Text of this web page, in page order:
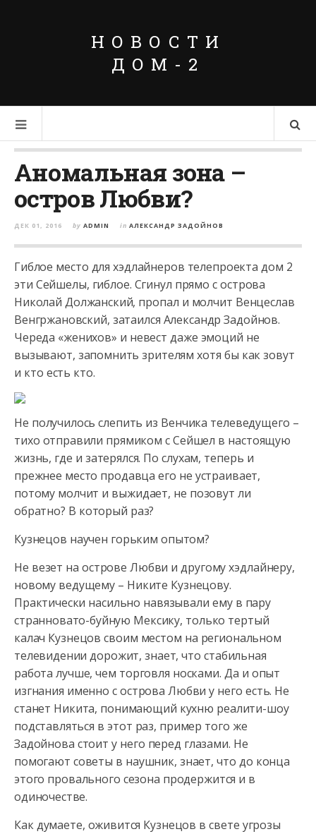
НОВОСТИ
ДОМ-2
Аномальная зона –
остров Любви?
ДЕК 01, 2016 by ADMIN in АЛЕКСАНДР ЗАДОЙНОВ
Гиблое место для хэдлайнеров телепроекта дом 2
эти Сейшелы, гиблое. Сгинул прямо с острова
Николай Должанский, пропал и молчит Венцеслав
Венгржановский, затаился Александр Задойнов.
Череда «женихов» и невест даже эмоций не
вызывают, запомнить зрителям хотя бы как зовут
и кто есть кто.
Не получилось слепить из Венчика телеведущего –
тихо отправили прямиком с Сейшел в настоящую
жизнь, где и затерялся. По слухам, теперь и
прежнее место продавца его не устраивает,
потому молчит и выжидает, не позовут ли
обратно? В который раз?
Кузнецов научен горьким опытом?
Не везет на острове Любви и другому хэдлайнеру,
новому ведущему – Никите Кузнецову.
Практически насильно навязывали ему в пару
странновато-буйную Мексику, только тертый
калач Кузнецов своим местом на региональном
телевидении дорожит, знает, что стабильная
работа лучше, чем торговля носками. Да и опыт
изгнания именно с острова Любви у него есть. Не
станет Никита, понимающий кухню реалити-шоу
подставляться в этот раз, пример того же
Задойнова стоит у него перед глазами. Не
помогают советы в наушник, знает, что до конца
этого провального сезона продержится и в
одиночестве.
Как думаете, оживится Кузнецов в свете угрозы